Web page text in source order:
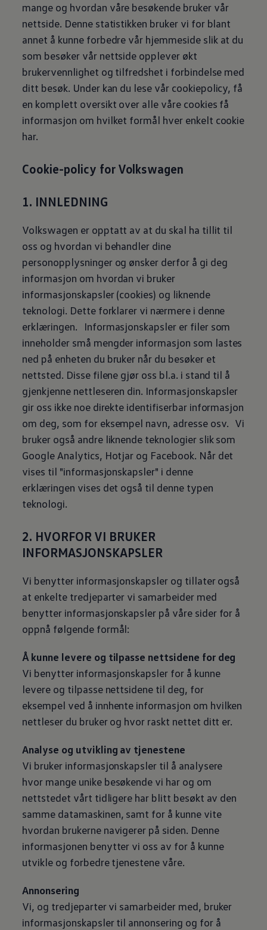
mange og hvordan våre besøkende bruker vår
nettside. Denne statistikken bruker vi for blant
annet å kunne forbedre vår hjemmeside slik at du
som besøker vår nettside opplever økt
brukervennlighet og tilfredshet i forbindelse med
ditt besøk. Under kan du lese vår cookiepolicy, få
en komplett oversikt over alle våre cookies få
informasjon om hvilket formål hver enkelt cookie
har.
Cookie-policy for Volkswagen
1. INNLEDNING
Volkswagen er opptatt av at du skal ha tillit til
oss og hvordan vi behandler dine
personopplysninger og ønsker derfor å gi deg
informasjon om hvordan vi bruker
informasjonskapsler (cookies) og liknende
teknologi. Dette forklarer vi nærmere i denne
erklæringen. Informasjonskapsler er filer som
inneholder små mengder informasjon som lastes
ned på enheten du bruker når du besøker et
nettsted. Disse filene gjør oss bl.a. i stand til å
gjenkjenne nettleseren din. Informasjonskapsler
gir oss ikke noe direkte identifiserbar informasjon
om deg, som for eksempel navn, adresse osv. Vi
bruker også andre liknende teknologier slik som
Google Analytics, Hotjar og Facebook. Når det
vises til "informasjonskapsler" i denne
erklæringen vises det også til denne typen
teknologi.
2. HVORFOR VI BRUKER
INFORMASJONSKAPSLER
Vi benytter informasjonskapsler og tillater også
at enkelte tredjeparter vi samarbeider med
benytter informasjonskapsler på våre sider for å
oppnå følgende formål:
Å kunne levere og tilpasse nettsidene for deg
Vi benytter informasjonskapsler for å kunne
levere og tilpasse nettsidene til deg, for
eksempel ved å innhente informasjon om hvilken
nettleser du bruker og hvor raskt nettet ditt er.
Analyse og utvikling av tjenestene
Vi bruker informasjonskapsler til å analysere
hvor mange unike besøkende vi har og om
nettstedet vårt tidligere har blitt besøkt av den
samme datamaskinen, samt for å kunne vite
hvordan brukerne navigerer på siden. Denne
informasjonen benytter vi oss av for å kunne
utvikle og forbedre tjenestene våre.
Annonsering
Vi, og tredjeparter vi samarbeider med, bruker
informasjonskapsler til annonsering og for å